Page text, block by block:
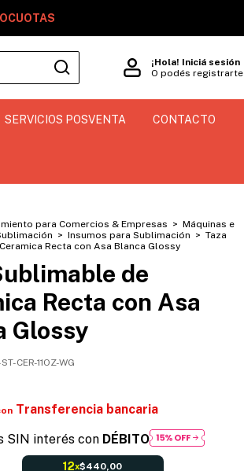
¡Hola! Iniciá sesión
O podés registrarte
SERVICIOS POSVENTA CONTACTO
para Comercios & Empresas > Máquinas e
> Insumos para Sublimación > Taza
Recta con Asa Blanca Glossy
de
Recta con Asa
Glossy
CER-11OZ-WG
Transferencia bancaria
SIN interés con DÉBITO
12x$440,00